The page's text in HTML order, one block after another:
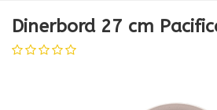
Dinerbord 27 cm